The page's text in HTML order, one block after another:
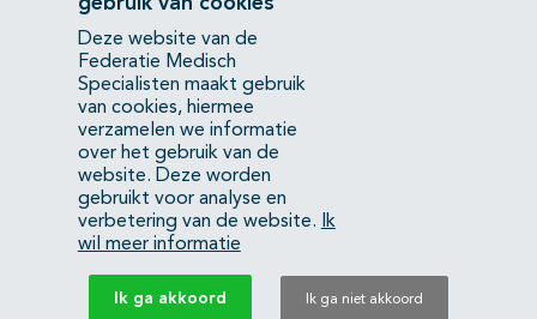
Mercatorlaan 1200
3528 BL Utrecht
(088) 505 34 34
info@richtlijnendatabase.nl
YouTubeLinkedIn
KvK Federatie Medisch Specialisten:40483480
gebruik van cookies
Deze website van de
Federatie Medisch
Specialisten maakt gebruik
van cookies, hiermee
verzamelen we informatie
over het gebruik van de
website. Deze worden
gebruikt voor analyse en
verbetering van de website.
Ik
wil meer informatie
Ik ga akkoord Ik ga niet akkoord